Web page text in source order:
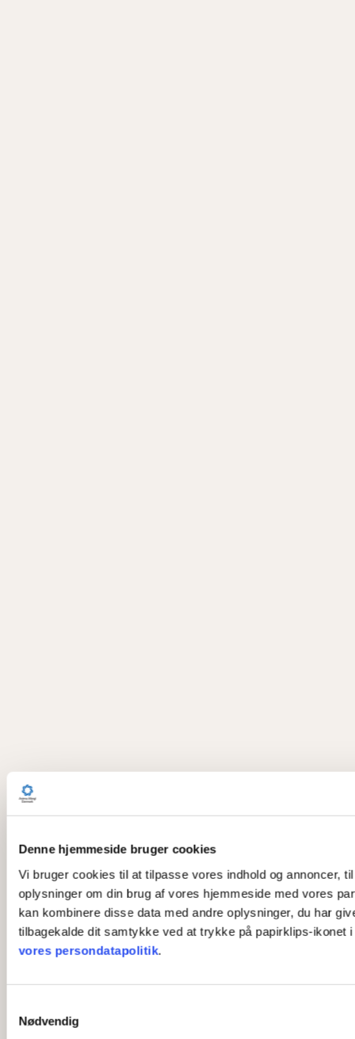
Denne hjemmeside bruger cookies
Vi bruger cookies til at tilpasse vores indhold og annoncer,
oplysninger om din brug af vores hjemmeside med vores
kan kombinere disse data med andre oplysninger, du har
tilbagekalde dit samtykke ved at trykke på papirklips-ikonet
vores persondatapolitik.
Nødvendig